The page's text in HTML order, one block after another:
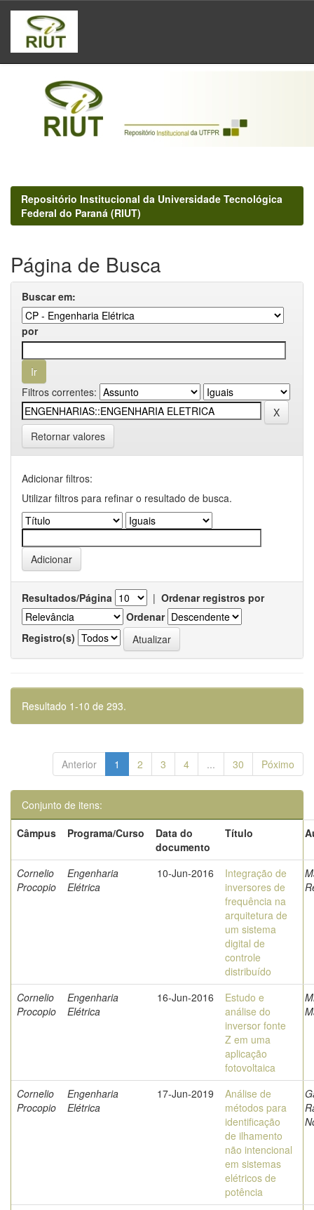
Skip
navigation
Repositório Institucional da Universidade Tecnológica
Federal do Paraná (RIUT)
Página de Busca
Buscar em:
por
Filtros correntes:
Retornar valores
Adicionar filtros:
Utilizar filtros para refinar o resultado de busca.
Resultados/Página | Ordenar registros por
Ordenar
Registro(s)
Resultado 1-10 de 293.
Anterior 1 2 3 4 ... 30 Póximo
Conjunto de itens:
Câmpus
Programa/Curso
Data do
documento
Título
Cornelio
Procopio
Engenharia
Elétrica
10-Jun-2016
Integração de
inversores de
frequência na
arquitetura de
um sistema
digital de
controle
distribuído
Cornelio
Procopio
Engenharia
Elétrica
16-Jun-2016
Estudo e
análise do
inversor fonte
Z em uma
aplicação
fotovoltaica
Cornelio
Procopio
Engenharia
Elétrica
17-Jun-2019
Análise de
métodos para
identificação
de ilhamento
não intencional
em sistemas
elétricos de
potência